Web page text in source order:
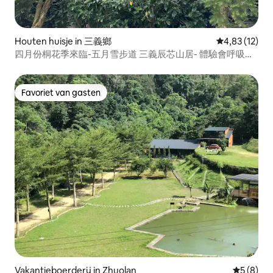
Houten huisje in 三義鄉 Gemiddelde
4,83 (12)
四月份桐花季來臨-五月雪步道 三義辰芯山居- 體驗會呼吸的
Favoriet van gasten
Favoriet van gasten
Vakantieboerderij in Zhuolan 5 (8)